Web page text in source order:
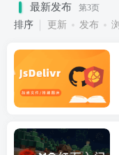
最新发布 第3页
排序 更新 发布